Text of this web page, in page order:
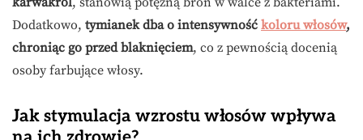
Dodatkowo, tymianek dba o intensywność koloru włosów,
chroniąc go przed blaknięciem, co z pewnością docenią
osoby farbujące włosy.
Jak stymulacja wzrostu włosów wpływa